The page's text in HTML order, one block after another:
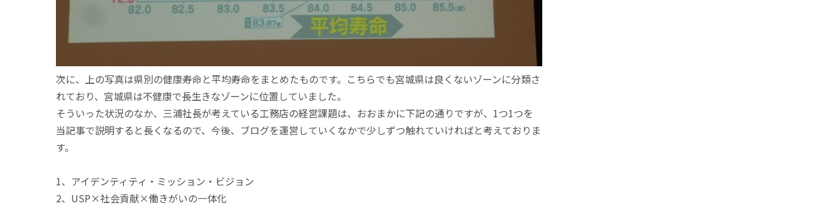
次に、上の写真は県別の健康寿命と平均寿命をまとめたものです。こちらでも宮城県は良くないゾーンに分類さ
れており、宮城県は不健康で長生きなゾーンに位置していました。
そういった状況のなか、三浦社長が考えている工務店の経営課題は、おおまかに下記の通りですが、1つ1つを
当記事で説明すると長くなるので、今後、ブログを運営していくなかで少しずつ触れていければと考えておりま
す。
1、アイデンティティ・ミッション・ビジョン
2、USP×社会貢献×働きがいの一体化